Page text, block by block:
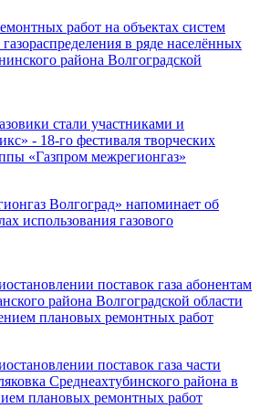
работ на объектах систем
в ряде населённых
района Волгоградской
стали участниками и
- 18-го фестиваля творческих
«Газпром межрегионгаз»
Волгоград» напоминает об
использования газового
поставок газа абонентам
района Волгоградской области
плановых ремонтных работ
поставок газа части
Среднеахтубинского района в
плановых ремонтных работ